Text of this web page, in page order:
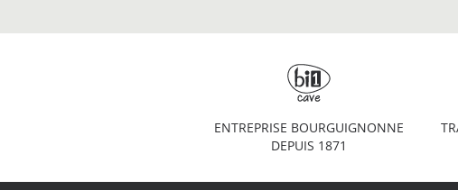
ENTREPRISE BOURGUIGNONNE
DEPUIS 1871